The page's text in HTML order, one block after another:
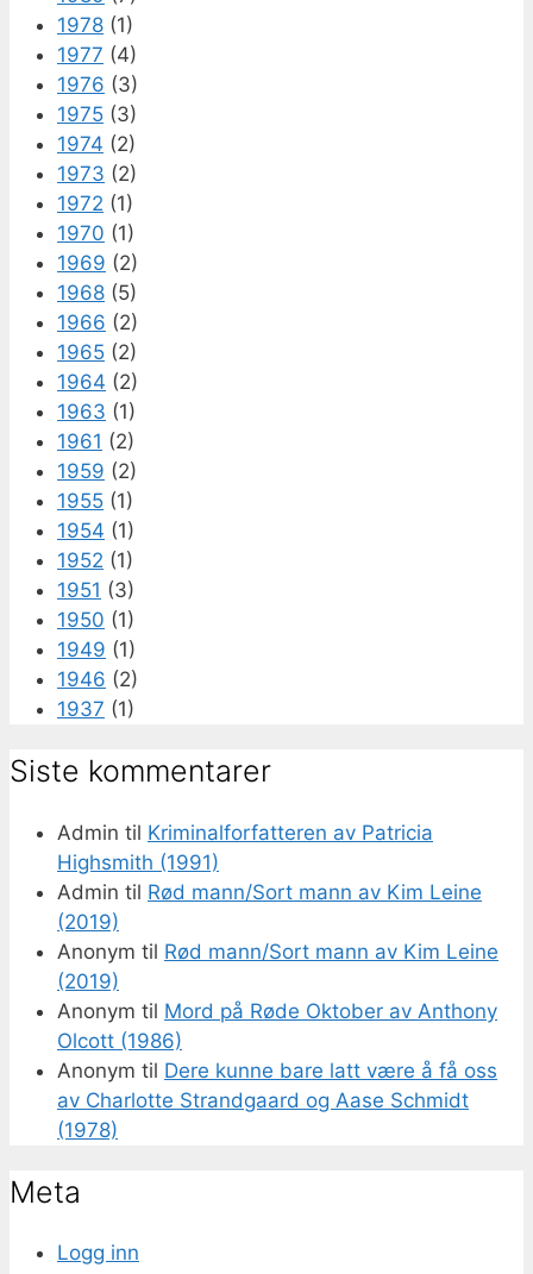
1978 (1)
1977 (4)
1976 (3)
1975 (3)
1974 (2)
1973 (2)
1972 (1)
1970 (1)
1969 (2)
1968 (5)
1966 (2)
1965 (2)
1964 (2)
1963 (1)
1961 (2)
1959 (2)
1955 (1)
1954 (1)
1952 (1)
1951 (3)
1950 (1)
1949 (1)
1946 (2)
1937 (1)
Siste kommentarer
Admin til Kriminalforfatteren av Patricia
Highsmith (1991)
Admin til Rød mann/Sort mann av Kim Leine
(2019)
Anonym til Rød mann/Sort mann av Kim Leine
(2019)
Anonym til Mord på Røde Oktober av Anthony
Olcott (1986)
Anonym til Dere kunne bare latt være å få oss
av Charlotte Strandgaard og Aase Schmidt
(1978)
Meta
Logg inn